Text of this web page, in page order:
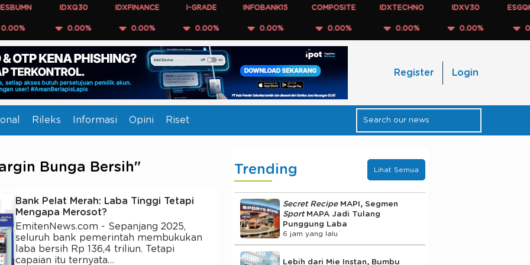
IDXQ30
0.00%
IDXFINANCE
0.00%
I-GRADE
0.00%
INFOBANK15
0.00%
COMPOSITE
0.00%
IDXTECHNO
0.00%
IDXV30
0.00% 0.00%
Register Login
Rileks Informasi Opini Riset
Bunga Bersih"
Bank Pelat Merah: Laba Tinggi Tetapi
Mengapa Merosot?
EmitenNews.com - Sepanjang 2025,
seluruh bank pemerintah membukukan
laba bersih Rp 136,4 triliun. Tetapi
capaian itu ternyata…
Trending Lihat Semua
Secret RecipeMAPI, Segmen
Sport MAPA Jadi Tulang
Punggung Laba
6 jam yang lalu
Lebih dari Mie Instan, Bumbu